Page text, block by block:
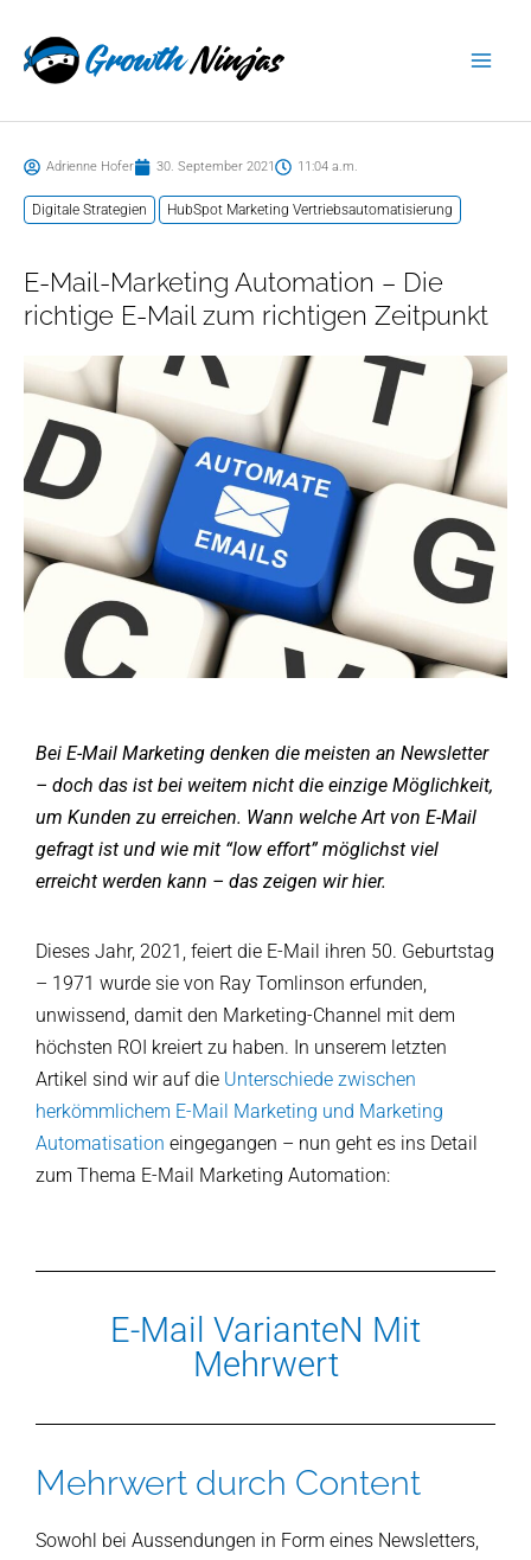
Inhalt
springen
Adrienne Hofer 30. September 2021 11:04 a.m.
Digitale Strategien HubSpot Marketing Vertriebsautomatisierung
E-Mail-Marketing Automation – Die
richtige E-Mail zum richtigen Zeitpunkt
Bei E-Mail Marketing denken die meisten an Newsletter
– doch das ist bei weitem nicht die einzige Möglichkeit,
um Kunden zu erreichen. Wann welche Art von E-Mail
gefragt ist und wie mit “low effort” möglichst viel
erreicht werden kann – das zeigen wir hier.
Dieses Jahr, 2021, feiert die E-Mail ihren 50. Geburtstag
– 1971 wurde sie von Ray Tomlinson erfunden,
unwissend, damit den Marketing-Channel mit dem
höchsten ROI kreiert zu haben. In unserem letzten
Artikel sind wir auf die Unterschiede zwischen
herkömmlichem E-Mail Marketing und Marketing
Automatisation eingegangen – nun geht es ins Detail
zum Thema E-Mail Marketing Automation:
E-Mail VarianteN Mit
Mehrwert
Mehrwert durch Content
Sowohl bei Aussendungen in Form eines Newsletters,